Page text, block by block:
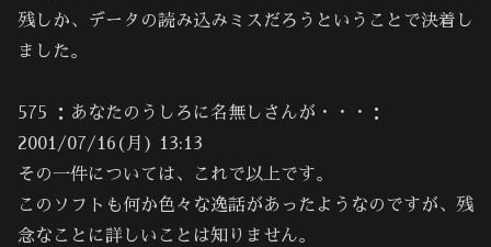
残しか、データの読み込みミスだろうということで決着し
ました。
575 ：あなたのうしろに名無しさんが・・・：
2001/07/16(月) 13:13
その一件については、これで以上です。
このソフトも何か色々な逸話があったようなのですが、残
念なことに詳しいことは知りません。